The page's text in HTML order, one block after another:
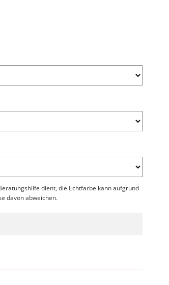
dient, die Echtfarbe kann aufgrund
davon abweichen.